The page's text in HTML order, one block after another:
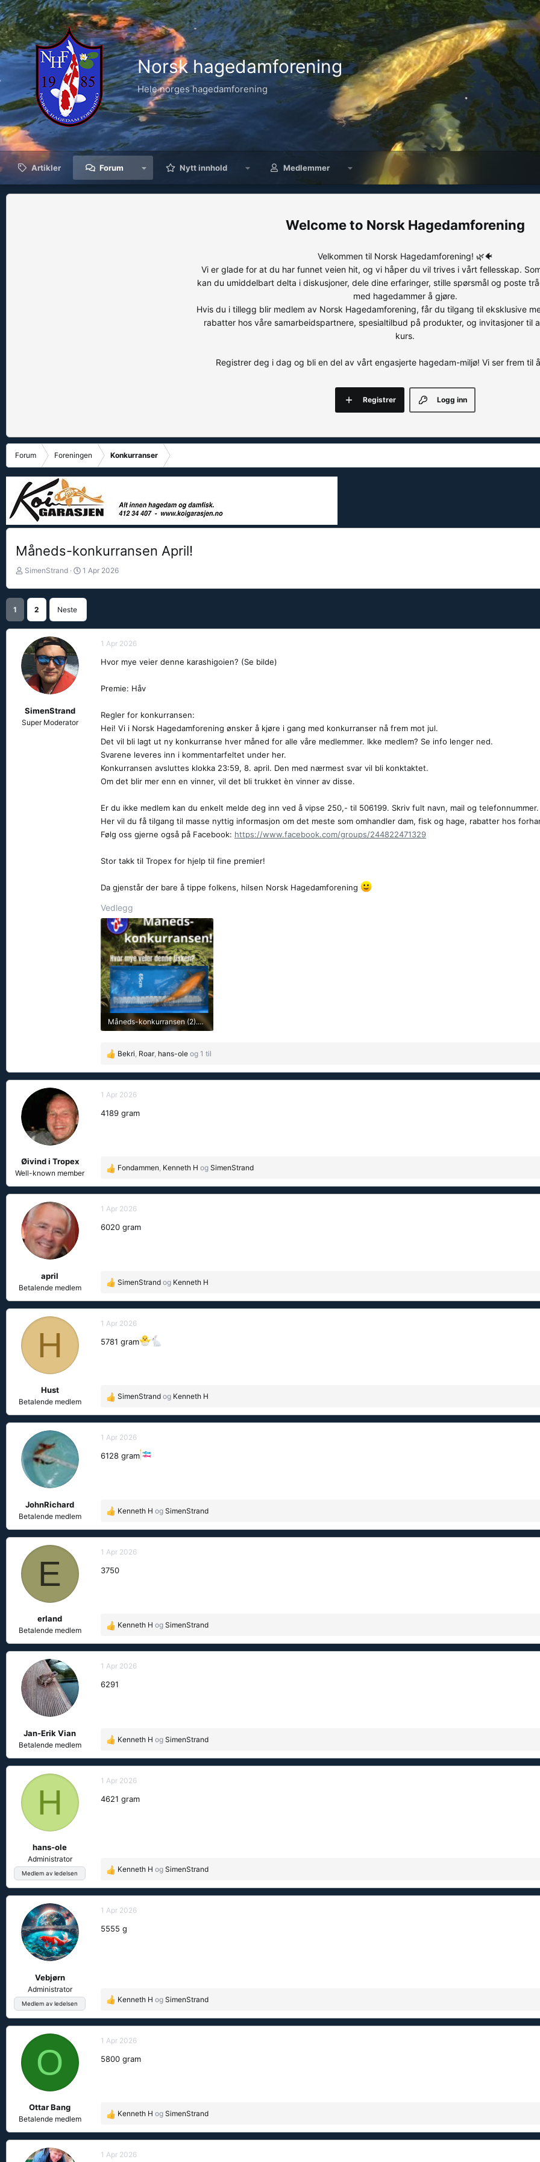
Norsk hagedamforening
Hele norges hagedamforening
Artikler Forum Nytt innhold Medlemmer
Norsk Hagedamforening
Velkommen til Norsk Hagedamforening! 🌿🐠
Vi er glade for at du har funnet veien hit, og vi håper du vil trives i vårt fellesskap.
kan du umiddelbart delta i diskusjoner, dele dine erfaringer, stille spørsmål og poste
med hagedammer å gjøre.
Hvis du i tillegg blir medlem av Norsk Hagedamforening, får du tilgang til eksklusive
rabatter hos våre samarbeidspartnere, spesialtilbud på produkter, og invitasjoner til
kurs.
Registrer deg i dag og bli en del av vårt engasjerte hagedam-miljø! Vi ser frem til
Logg inn
Registrer
Forum Foreningen Konkurranser
Måneds-konkurransen April!
T
t
r
e
r
SimenStrand
S
d
1 Apr 2026
1 2 Neste
SimenStrand
Super Moderator
1 Apr 2026
Hvor mye veier denne karashigoien? (Se bilde)
Premie: Håv
Regler for konkurransen:
Hei! Vi i Norsk Hagedamforening ønsker å kjøre i gang med konkurranser nå frem mot jul.
Det vil bli lagt ut ny konkurranse hver måned for alle våre medlemmer. Ikke medlem? Se info lenger ned.
Svarene leveres inn i kommentarfeltet under her.
Konkurransen avsluttes klokka 23:59, 8. april. Den med nærmest svar vil bli konktaktet.
Om det blir mer enn en vinner, vil det bli trukket èn vinner av disse.
Er du ikke medlem kan du enkelt melde deg inn ved å vipse 250,- til 506199. Skriv fult navn, mail og telefonnummer.
Her vil du få tilgang til masse nyttig informasjon om det meste som omhandler dam, fisk og hage, rabatter hos
Følg oss gjerne også på Facebook: https://www.facebook.com/groups/244822471329
Stor takk til Tropex for hjelp til fine premier!
Da gjenstår der bare å tippe folkens, hilsen Norsk Hagedamforening
Vedlegg
Måneds-konkurransen (2).png
R
a
k
:
Bekri Roar, hans-ole og 1 til
Øivind i Tropex
Well-known member
1 Apr 2026
4189 gram
R
e
a
k
j
:
Fondammen, Kenneth H og SimenStrand
april
Betalende medlem
1 Apr 2026
6020 gram
R
a
k
j
:
SimenStrand og Kenneth H
H
Hust
Betalende medlem
1 Apr 2026
5781 gram
R
e
a
k
:
SimenStrand og Kenneth H
JohnRichard
Betalende medlem
1 Apr 2026
6128 gram
R
a
k
j
:
Kenneth H og SimenStrand
E
erland
Betalende medlem
1 Apr 2026
3750
R
e
a
k
j
:
Kenneth H og SimenStrand
Jan-Erik Vian
Betalende medlem
1 Apr 2026
6291
R
a
k
j
Kenneth H og SimenStrand
H
hans-ole
Administrator
Medlem av ledelsen
1 Apr 2026
4621 gram
R
e
a
k
j
Kenneth H og SimenStrand
Vebjørn
Administrator
Medlem av ledelsen
1 Apr 2026
5555 g
R
a
k
j
:
Kenneth H og SimenStrand
O
Ottar Bang
Betalende medlem
1 Apr 2026
5800 gram
R
e
a
k
Kenneth H og SimenStrand
1 Apr 2026